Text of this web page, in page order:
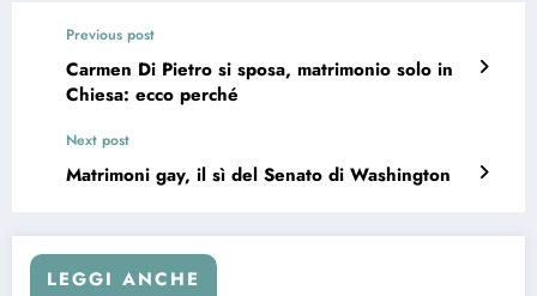
Previous post
Carmen Di Pietro si sposa, matrimonio solo in
Chiesa: ecco perché
Next post
Matrimoni gay, il sì del Senato di Washington
LEGGI ANCHE